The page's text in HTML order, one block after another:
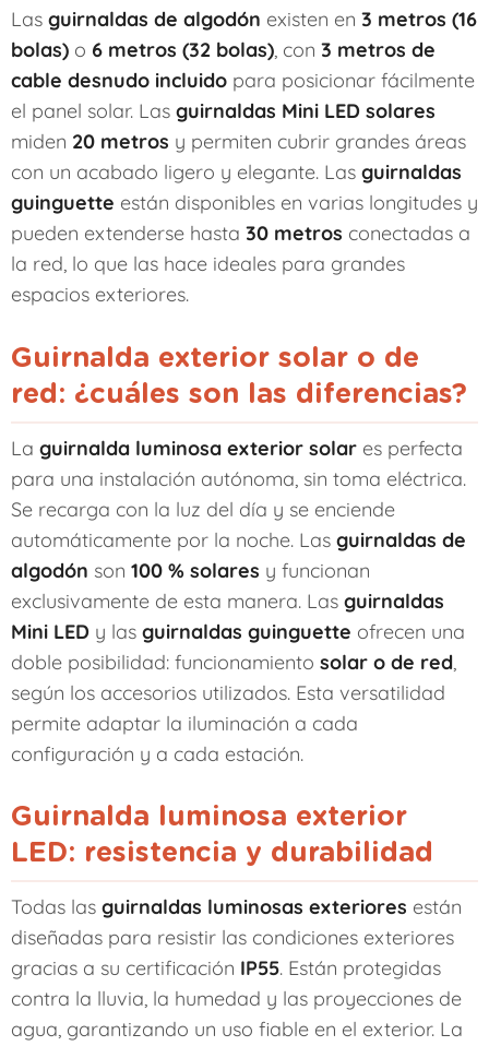
Las guirnaldas de algodón existen en 3 metros (16
bolas) o 6 metros (32 bolas) , con 3 metros de
cable desnudo incluido para posicionar fácilmente
el panel solar. Las guirnaldas Mini LED solares
miden 20 metros y permiten cubrir grandes áreas
con un acabado ligero y elegante. Las guirnaldas
guinguette están disponibles en varias longitudes y
pueden extenderse hasta 30 metros conectadas a
la red, lo que las hace ideales para grandes
espacios exteriores.
Guirnalda exterior solar o de
red: ¿cuáles son las diferencias?
La guirnalda luminosa exterior solar es perfecta
para una instalación autónoma, sin toma eléctrica.
Se recarga con la luz del día y se enciende
automáticamente por la noche. Las guirnaldas de
algodón son 100 % solares y funcionan
exclusivamente de esta manera. Las guirnaldas
Mini LED y las guirnaldas guinguette ofrecen una
doble posibilidad: funcionamiento solar o de red
según los accesorios utilizados. Esta versatilidad
permite adaptar la iluminación a cada
configuración y a cada estación.
Guirnalda luminosa exterior
LED: resistencia y durabilidad
Todas las guirnaldas luminosas exteriores están
diseñadas para resistir las condiciones exteriores
gracias a su certificación IP55. Están protegidas
contra la lluvia, la humedad y las proyecciones de
agua, garantizando un uso fiable en el exterior. La